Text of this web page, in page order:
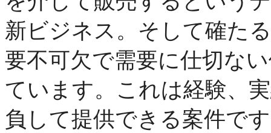
新ビジネス。そして確た
要不可欠で需要に仕切な
ています。これは経験、
負して提供できる案件で